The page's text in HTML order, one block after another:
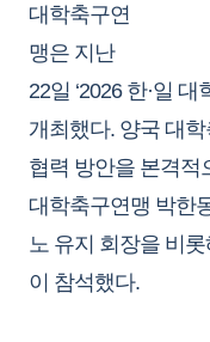
대학축구연
맹은 지난
22일 ‘2026 한·일
개최했다. 양국 대
협력 방안을 본격적
대학축구연맹 박한
노 유지 회장을 비
이 참석했다.